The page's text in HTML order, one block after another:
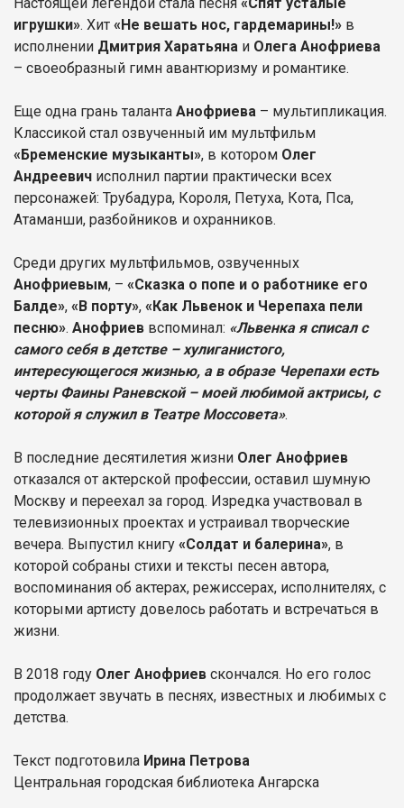
игрушки». Хит «Не вешать нос, гардемарины!» в
исполнении Дмитрия Харатьяна и Олега Анофриева
– своеобразный гимн авантюризму и романтике.
Еще одна грань таланта Анофриева – мультипликация.
Классикой стал озвученный им мультфильм
«Бременские музыканты», в котором Олег
Андреевич исполнил партии практически всех
персонажей: Трубадура, Короля, Петуха, Кота, Пса,
Атаманши, разбойников и охранников.
Среди других мультфильмов, озвученных
Анофриевым, – «Сказка о попе и о работнике его
Балде», «В порту», «Как Львенок и Черепаха пели
песню». Анофриев вспоминал: «Львенка я списал с
самого себя в детстве – хулиганистого,
интересующегося жизнью, а в образе Черепахи есть
черты Фаины Раневской – моей любимой актрисы, с
которой я служил в Театре Моссовета».
В последние десятилетия жизни Олег Анофриев
отказался от актерской профессии, оставил шумную
Москву и переехал за город. Изредка участвовал в
телевизионных проектах и устраивал творческие
вечера. Выпустил книгу «Солдат и балерина», в
которой собраны стихи и тексты песен автора,
воспоминания об актерах, режиссерах, исполнителях, с
которыми артисту довелось работать и встречаться в
жизни.
В 2018 году Олег Анофриев скончался. Но его голос
продолжает звучать в песнях, известных и любимых с
детства.
Текст подготовила Ирина Петрова
Центральная городская библиотека Ангарска